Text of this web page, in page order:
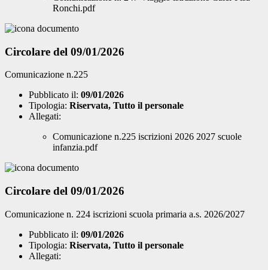
Ronchi.pdf
Circolare del 09/01/2026
Comunicazione n.225
Pubblicato il: 09/01/2026
Tipologia: Riservata, Tutto il personale
Allegati:
Comunicazione n.225 iscrizioni 2026 2027 scuole
infanzia.pdf
Circolare del 09/01/2026
Comunicazione n. 224 iscrizioni scuola primaria a.s. 2026/2027
Pubblicato il: 09/01/2026
Tipologia: Riservata, Tutto il personale
Allegati: